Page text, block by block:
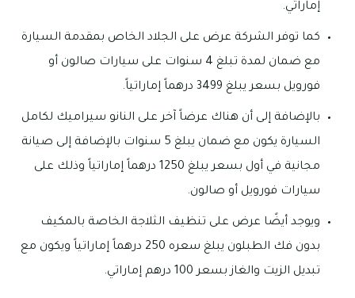
إماراتي.
كما توفر الشركة عرض على الجلاد الخاص بمقدمة السيارة
مع ضمان لمدة تبلغ 4 سنوات على سيارات صالون أو
فورويل بسعر يبلغ 3499 درهماً إماراتياً.
بالإضافة إلى أن هناك عرضاً آخر على النانو سيراميك لكامل
السيارة يكون مع ضمان يبلغ 5 سنوات بالإضافة إلى صيانة
مجانية في أول بسعر يبلغ 1250 درهماً إماراتياً وذلك على
سيارات فورويل أو صالون.
ويوجد أيضًا عرض على تنظيف الثلاجة الخاصة بالمكيف
بدون فك الطبلون يبلغ سعره 250 درهماً إماراتياً ويكون مع
تبديل الزيت والغاز بسعر 100 درهم إماراتي.